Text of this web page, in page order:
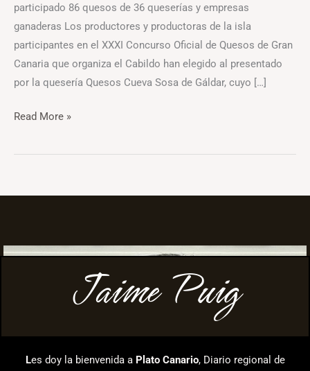
participado 86 quesos de 36 queserías y empresas
ganaderas Los productores y productoras de la isla
participantes en el XXXI Concurso Oficial de Quesos de Gran
Canaria que organiza el Cabildo han elegido al presentado
por la quesería Quesos Cueva Sosa de Gáldar, cuyo […]
Read More »
Jaime Puig
Les doy la bienvenida a Plato Canario, Diario regional de